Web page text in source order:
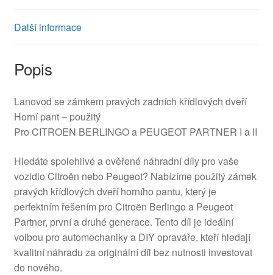
Další informace
Popis
Lanovod se zámkem pravých zadních křídlových dveří
Horní pant – použitý
Pro CITROEN BERLINGO a PEUGEOT PARTNER I a II
Hledáte spolehlivé a ověřené náhradní díly pro vaše
vozidlo Citroën nebo Peugeot? Nabízíme použitý zámek
pravých křídlových dveří horního pantu, který je
perfektním řešením pro Citroën Berlingo a Peugeot
Partner, první a druhé generace. Tento díl je ideální
volbou pro automechaniky a DIY opraváře, kteří hledají
kvalitní náhradu za originální díl bez nutnosti investovat
do nového.